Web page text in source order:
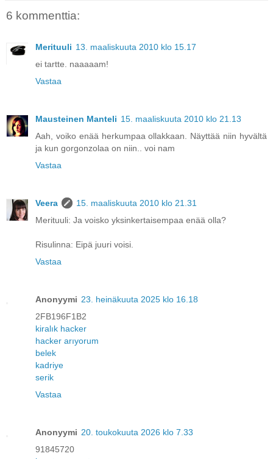
6 kommenttia:
Merituuli 13. maaliskuuta 2010 klo 15.17
ei tartte. naaaaam!
Vastaa
Mausteinen Manteli 15. maaliskuuta 2010 klo 21.13
Aah, voiko enää herkumpaa ollakkaan. Näyttää niin hyvältä
ja kun gorgonzolaa on niin.. voi nam
Vastaa
Veera
15. maaliskuuta 2010 klo 21.31
Merituuli: Ja voisko yksinkertaisempaa enää olla?
Risulinna: Eipä juuri voisi.
Vastaa
Anonyymi 23. heinäkuuta 2025 klo 16.18
2FB196F1B2
kiralık hacker
hacker arıyorum
belek
kadriye
serik
Vastaa
Anonyymi 20. toukokuuta 2026 klo 7.33
91845720